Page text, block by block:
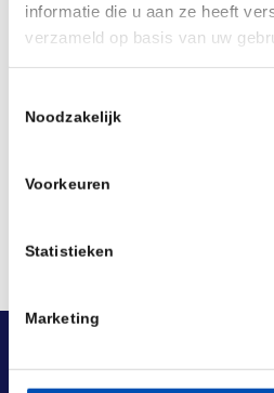
informatie die u aan ze heeft
verzameld op basis van uw
Noodzakelijk
Voorkeuren
Statistieken
Marketing
Robbert for the promotion
Deel dit stuk